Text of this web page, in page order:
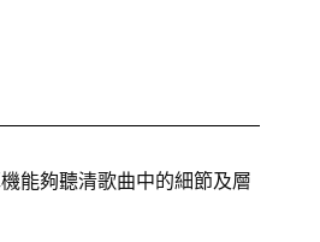
能夠聽清歌曲中的細節及層